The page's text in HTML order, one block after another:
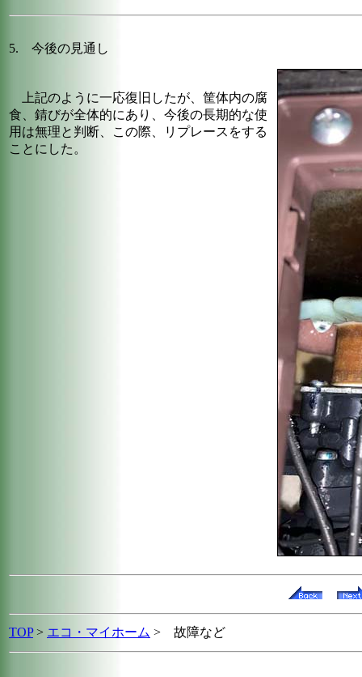
5. 今後の見通し
上記のように一応復旧したが、筐体内の腐
食、錆びが全体的にあり、今後の長期的な使
用は無理と判断、この際、リプレースをする
ことにした。
TOP> エコ・マイホーム > 故障など